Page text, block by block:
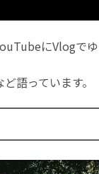
にVlogでゆ
語っています。